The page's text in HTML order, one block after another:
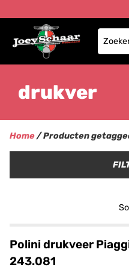
drukver
Home/ Producten
Polini drukveer
243.081